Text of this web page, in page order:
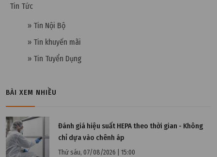
Tin Tức
» Tin Nội Bộ
» Tin khuyến mãi
» Tin Tuyển Dụng
BÀI XEM NHIỀU
Đánh giá hiệu suất HEPA theo thời gian - Không
chỉ dựa vào chênh áp
Thứ sáu, 07/08/2026 | 15:00